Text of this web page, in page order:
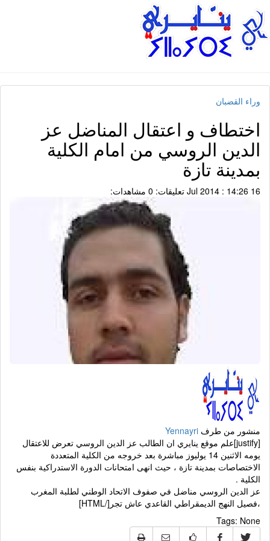
وراء القضبان
اختطاف و اعتقال المناضل عز
الدين الروسي من امام الكلية
بمدينة تازة
16 Jul 2014 : 14:26 تعليقات: 0 مشاهدات:
منشور من طرفYennayri
[justify]علم موقع ينايري ان الطالب عز الدين الروسي تعرض للاعتقال
يومه الاثنين 14 يوليوز مباشرة بعد خروجه من الكلية المتعددة
الاختصاصات بمدينة تازة ، حيث انهی امتحانات الدورة الاستدراكية بنفس
الكلية .
عز الدين الروسي مناضل في صفوف الاتحاد الوطني لطلبة المغرب
،فصيل النهج الديمقراطي القاعدي عاش تجر[/HTML]
Tags:None